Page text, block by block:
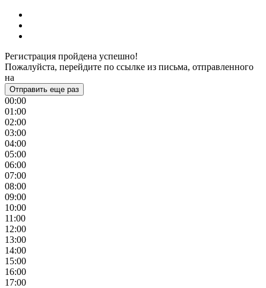
Регистрация пройдена успешно!
Пожалуйста, перейдите по ссылке из письма, отправленного
на
Отправить еще раз
00:00
01:00
02:00
03:00
04:00
05:00
06:00
07:00
08:00
09:00
10:00
11:00
12:00
13:00
14:00
15:00
16:00
17:00